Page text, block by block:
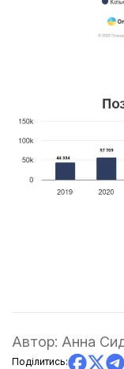
Автор: Анна
Поділитись: